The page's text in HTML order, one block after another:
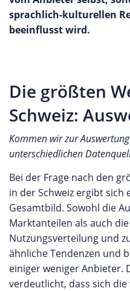
sprachlich-kulturellen
beeinflusst wird.
Die größten
Schweiz:
Kommen wir zur
unterschiedlichen
Bei der Frage nach den
in der Schweiz ergibt
Gesamtbild. Sowohl die
Marktanteilen als auch
Nutzungsverteilung und
ähnliche Tendenzen und
einiger weniger Anbieter.
verdeutlicht, dass sich